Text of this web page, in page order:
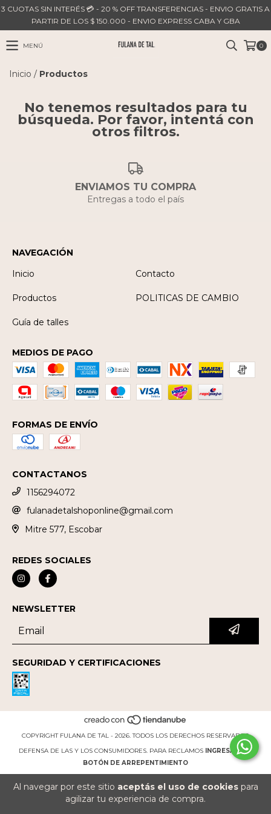
Al navegar por este sitio aceptás el uso de cookiespara
agilizar tu experiencia de compra.
3 CUOTAS SIN INTERÉS 💳 - 20 % OFF TRANSFERENCIAS - ENVIO GRATIS A
PARTIR DE LOS $ 150.000 - ENVIO EXPRESS CABA Y GBA
MENÚ 0
Inicio / Productos
No tenemos resultados para tu
búsqueda. Por favor, intentá con
otros filtros.
ENVIAMOS TU COMPRA
Entregas a todo el país
NAVEGACIÓN
Inicio
Contacto
Productos POLITICAS DE CAMBIO
Guía de talles
MEDIOS DE PAGO
FORMAS DE ENVÍO
CONTACTANOS
1156294072
fulanadetalshoponline@gmail.com
Mitre 577, Escobar
REDES SOCIALES
NEWSLETTER
SEGURIDAD Y CERTIFICACIONES
COPYRIGHT FULANA DE TAL - 2026. TODOS LOS DERECHOS RESERVADOS.
DEFENSA DE LAS Y LOS CONSUMIDORES. PARA RECLAMOS
INGRESÁ ACÁ.
BOTÓN DE ARREPENTIMIENTO